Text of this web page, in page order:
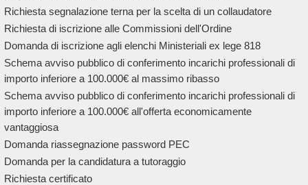
Richiesta segnalazione terna per la scelta di un collaudatore
Richiesta di iscrizione alle Commissioni dell'Ordine
Domanda di iscrizione agli elenchi Ministeriali ex lege 818
Schema avviso pubblico di conferimento incarichi professionali di
importo inferiore a 100.000€ al massimo ribasso
Schema avviso pubblico di conferimento incarichi professionali di
importo inferiore a 100.000€ all'offerta economicamente
vantaggiosa
Domanda riassegnazione password PEC
Domanda per la candidatura a tutoraggio
Richiesta certificato